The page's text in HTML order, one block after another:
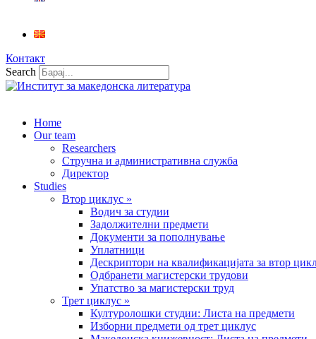
Контакт
Search
Home
Our team
Researchers
Стручна и административна служба
Директор
Studies
Втор циклус »
Водич за студии
Задолжителни предмети
Документи за пополнување
Уплатници
Дескриптори на квалификацијата за втор
Одбранети магистерски трудови
Упатство за магистерски труд
Трет циклус »
Културолошки студии: Листа на предмети
Изборни предмети од трет циклус